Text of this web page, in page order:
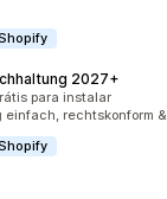
2027+
ao todo
para instalar
einfach, rechtskonform